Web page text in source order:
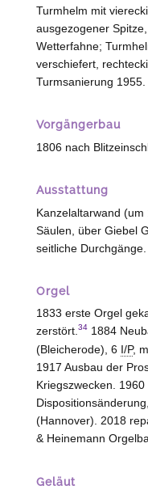
Turmhelm mit
ausgezogener
Wetterfahne;
verschiefert,
Turmsanierung 1955.
Vorgängerbau
1806 nach
Ausstattung
Kanzelaltarwand
Säulen, über Giebel
seitliche Durchgänge.
Orgel
1833 erste Orgel
zerstört.341884
(Bleicherode), 6 I/P,
1917 Ausbau der
Kriegszwecken.
(Hannover). 2018
& Heinemann
Geläut